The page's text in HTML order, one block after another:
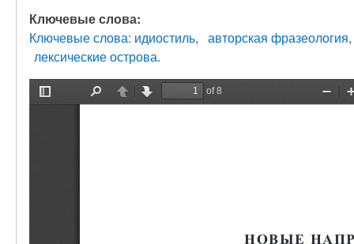
Ключевые слова:
Ключевые слова: идиостиль
авторская фразеология
лексические острова.